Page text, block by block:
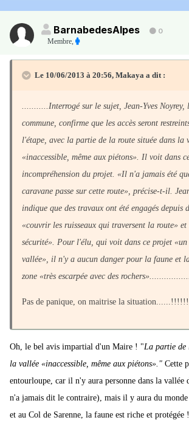
BarnabedesAlpes
0
Membre,
Le 10/06/2013 à 20:56, Makaya a dit :
...........Interrogé sur le sujet, Jean-Yves Noyrey,
commune, confirme que les accès seront
l'étape, avec la partie de la route située dans la
«inaccessible, même aux piétons». Il voit dans
incompréhension du projet. «Il n'a jamais été
caravane passe sur cette route», précise-t-il.
indique que des travaux ont été engagés depuis
«couvrir les ruisseaux qui traversent la route»
sécurité». Pour l'élu, qui voit dans ce projet
vallée», il n'y a aucun danger pour la faune et
zone «très escarpée avec des
Pas de panique, on maitrise la
Oh, le bel avis impartial d'un Maire ! "La partie de
la vallée «inaccessible, même aux piétons»." Cette
entourloupe, car il n'y aura personne dans la vallée
n'a jamais dit le contraire), mais il y aura du monde
et au Col de Sarenne, la faune est riche et protégée !